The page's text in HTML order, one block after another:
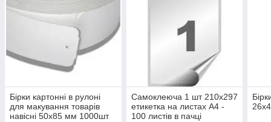
Бірки картонні в рулоні
для макування товарів
навісні 50x85 мм 1000шт
Самоклеюча 1 шт 210х297
етикетка на листах А4 -
100 листів в пачці